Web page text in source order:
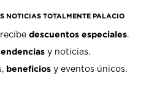
NOTICIAS TOTALMENTE PALACIO
recibedescuentos especiales.
y noticias.
beneficios y eventos únicos.